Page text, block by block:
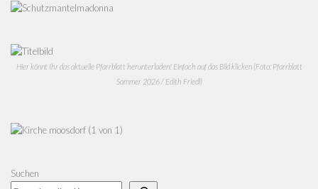
Hier könnt Ihr das aktuelle Pfarrblatt herunterladen! Einfach auf das Bild klicken (Foto: Pfarrblatt
Sommer 2026 / Edith Friedl)
Suchen